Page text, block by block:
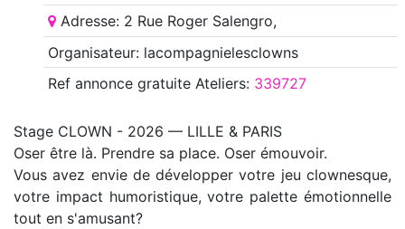
Adresse: 2 Rue Roger Salengro,
Organisateur: lacompagnielesclowns
Ref annoncegratuite Ateliers: 339727
Stage CLOWN - 2026 — LILLE & PARIS
Oser être là. Prendre sa place. Oser émouvoir.
Vous avez envie de développer votre jeu clownesque,
votre impact humoristique, votre palette émotionnelle
tout en s'amusant?